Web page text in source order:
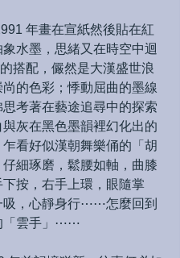
年畫在宣紙然後貼在紅
水墨，思緒又在時空中迴
搭配，儼然是大漢盛世浪
的色彩；悸動屈曲的墨線
考著在藝途追尋中的探索
灰在黑色墨韻裡幻化出的
乍看好似漢朝舞樂俑的「胡
細琢磨，鬆腰如軸，曲膝
按，右手上環，眼隨掌
吸，心靜身行⋯⋯怎麼回到
「雲手」⋯⋯